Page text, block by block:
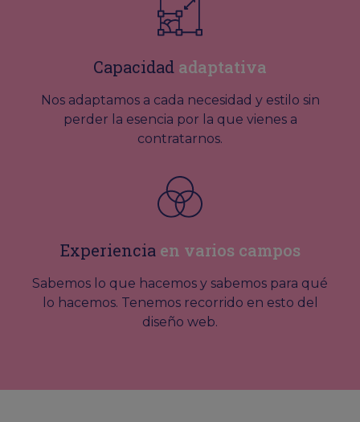
Capacidad adaptativa
Nos adaptamos a cada necesidad y estilo sin
perder la esencia por la que vienes a
contratarnos.
Experiencia en varios campos
Sabemos lo que hacemos y sabemos para qué
lo hacemos. Tenemos recorrido en esto del
diseño web.